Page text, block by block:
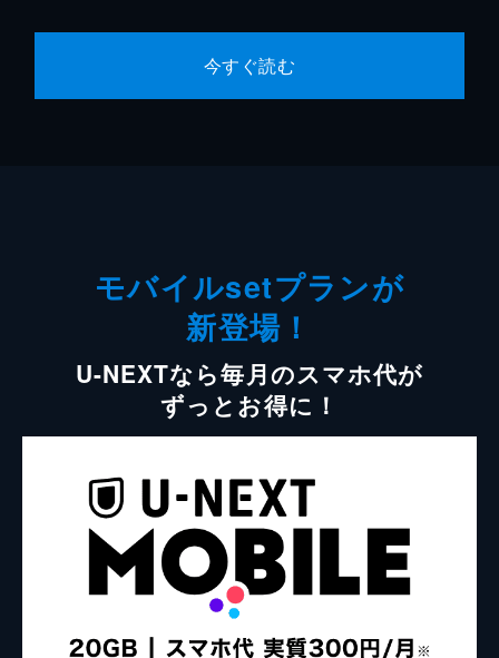
今すぐ読む
モバイルsetプランが
新登場！
U-NEXTなら毎月のスマホ代が
ずっとお得に！